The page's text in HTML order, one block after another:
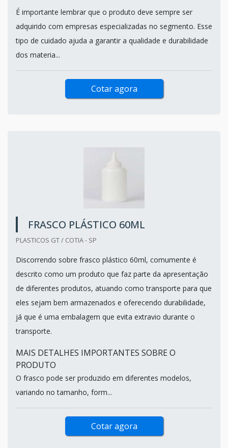
É importante lembrar que o produto deve sempre ser
adquirido com empresas especializadas no segmento. Esse
tipo de cuidado ajuda a garantir a qualidade e durabilidade
dos materia...
Cotar agora
FRASCO PLÁSTICO 60ML
PLASTICOS GT / COTIA - SP
Discorrendo sobre frasco plástico 60ml, comumente é
descrito como um produto que faz parte da apresentação
de diferentes produtos, atuando como transporte para que
eles sejam bem armazenados e oferecendo durabilidade,
já que é uma embalagem que evita extravio durante o
transporte.
MAIS DETALHES IMPORTANTES SOBRE O
PRODUTO
O frasco pode ser produzido em diferentes modelos,
variando no tamanho, form...
Cotar agora